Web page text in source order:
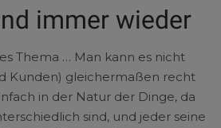
immer wieder
Thema … Man kann es nicht
Kunden) gleichermaßen recht
in der Natur der Dinge, da
sind, und jeder seine